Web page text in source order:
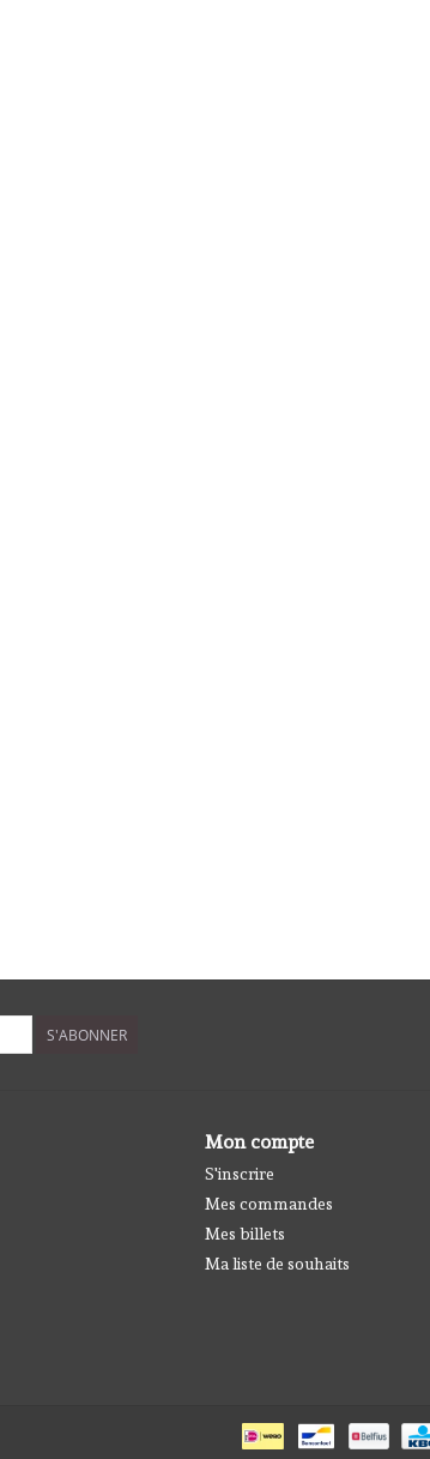
S'ABONNER
Mon compte
S'inscrire
Mes commandes
Mes billets
Ma liste de souhaits